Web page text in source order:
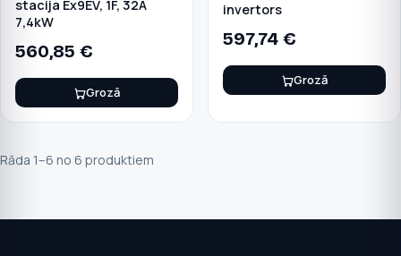
stacija Ex9EV, 1F, 32A
7,4kW
560,85 €
Grozā
invertors
597,74 €
Grozā
Rāda 1–6 no 6 produktiem